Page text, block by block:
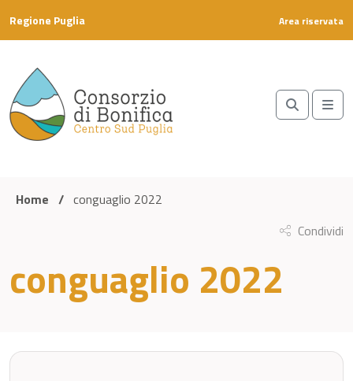
Regione Puglia Area riservata
Search
Home / conguaglio 2022
Condividi
conguaglio 2022